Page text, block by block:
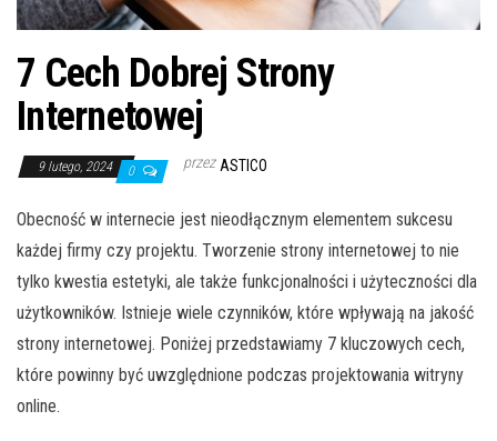
7 Cech Dobrej Strony
Internetowej
9 lutego, 2024 0 przez ASTICO
Obecność w internecie jest nieodłącznym elementem sukcesu
każdej firmy czy projektu. Tworzenie strony internetowej to nie
tylko kwestia estetyki, ale także funkcjonalności i użyteczności dla
użytkowników. Istnieje wiele czynników, które wpływają na jakość
strony internetowej. Poniżej przedstawiamy 7 kluczowych cech,
które powinny być uwzględnione podczas projektowania witryny
online.